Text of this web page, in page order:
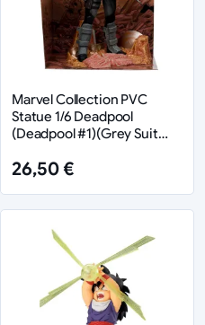
Marvel Collection PVC
Statue 1/6 Deadpool
(Deadpool #1)(Grey Suit
26,50 €